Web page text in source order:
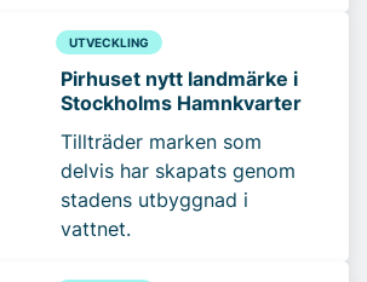
UTVECKLING
Pirhuset nytt landmärke i
Stockholms Hamnkvarter
Tillträder marken som
delvis har skapats genom
stadens utbyggnad i
vattnet.